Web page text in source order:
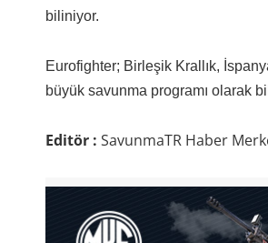
biliniyor.
Eurofighter; Birleşik Krallık,
büyük savunma programı olarak
Editör : SavunmaTR Haber